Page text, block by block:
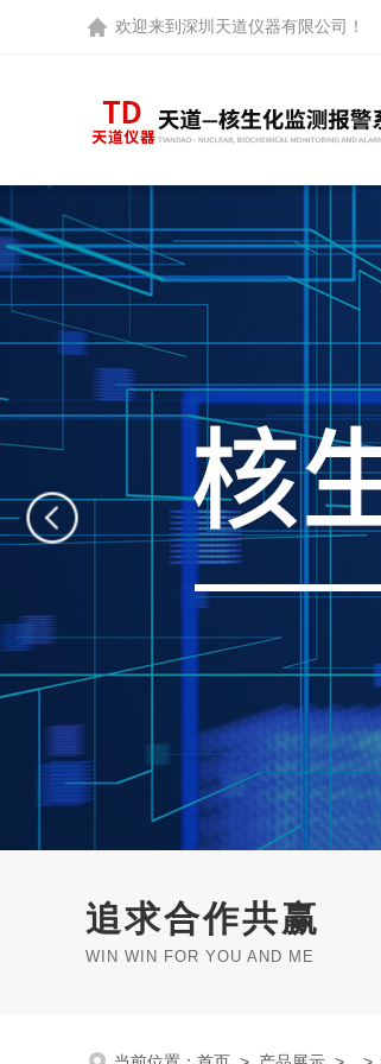
欢迎来到 深圳天道仪器有限公司 ！
追求合作共赢
WIN WIN FOR YOU AND ME